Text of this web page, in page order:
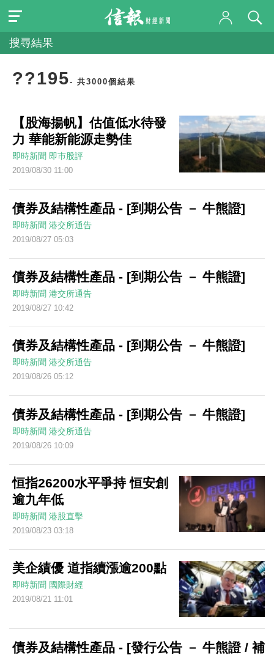
搜尋結果
??195- 共3000個結果
【股海揚帆】估值低水待發
力 華能新能源走勢佳
即時新聞 即巿股評
2019/08/30 11:00
債券及結構性產品 - [到期公告 － 牛熊證]
即時新聞 港交所通告
2019/08/27 05:03
債券及結構性產品 - [到期公告 － 牛熊證]
即時新聞 港交所通告
2019/08/27 10:42
債券及結構性產品 - [到期公告 － 牛熊證]
即時新聞 港交所通告
2019/08/26 05:12
債券及結構性產品 - [到期公告 － 牛熊證]
即時新聞 港交所通告
2019/08/26 10:09
恒指26200水平爭持 恒安創
逾九年低
即時新聞 港股直擊
2019/08/23 03:18
美企績優 道指續漲逾200點
即時新聞 國際財經
2019/08/21 11:01
債券及結構性產品 - [發行公告 － 牛熊證 / 補